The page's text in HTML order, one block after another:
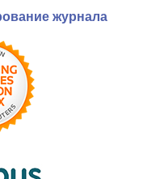
журнала